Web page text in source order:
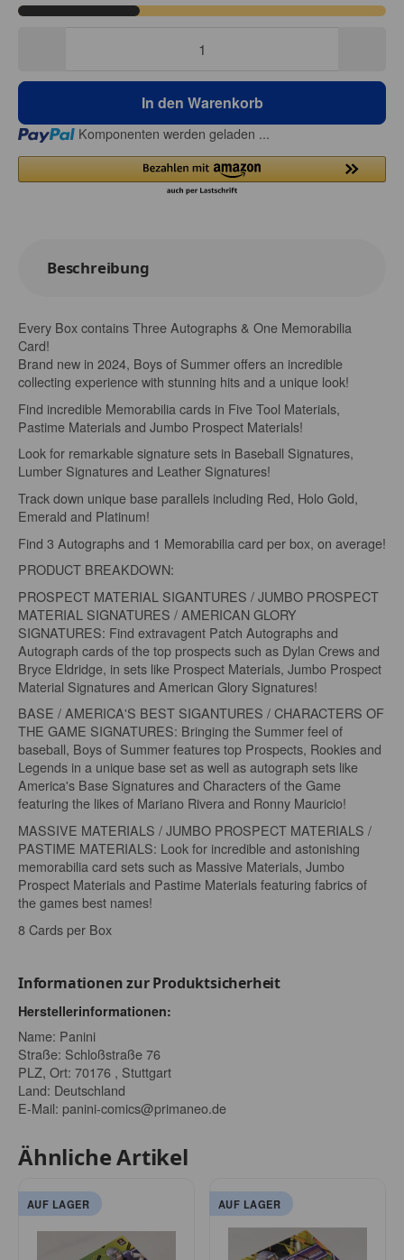
In den Warenkorb
Loading... Komponenten werden geladen ...
Beschreibung
Every Box contains Three Autographs & One Memorabilia
Card!
Brand new in 2024, Boys of Summer offers an incredible
collecting experience with stunning hits and a unique look!
Find incredible Memorabilia cards in Five Tool Materials,
Pastime Materials and Jumbo Prospect Materials!
Look for remarkable signature sets in Baseball Signatures,
Lumber Signatures and Leather Signatures!
Track down unique base parallels including Red, Holo Gold,
Emerald and Platinum!
Find 3 Autographs and 1 Memorabilia card per box, on average!
PRODUCT BREAKDOWN:
PROSPECT MATERIAL SIGANTURES / JUMBO PROSPECT
MATERIAL SIGNATURES / AMERICAN GLORY
SIGNATURES: Find extravagent Patch Autographs and
Autograph cards of the top prospects such as Dylan Crews and
Bryce Eldridge, in sets like Prospect Materials, Jumbo Prospect
Material Signatures and American Glory Signatures!
BASE / AMERICA'S BEST SIGANTURES / CHARACTERS OF
THE GAME SIGNATURES: Bringing the Summer feel of
baseball, Boys of Summer features top Prospects, Rookies and
Legends in a unique base set as well as autograph sets like
America's Base Signatures and Characters of the Game
featuring the likes of Mariano Rivera and Ronny Mauricio!
MASSIVE MATERIALS / JUMBO PROSPECT MATERIALS /
PASTIME MATERIALS: Look for incredible and astonishing
memorabilia card sets such as Massive Materials, Jumbo
Prospect Materials and Pastime Materials featuring fabrics of
the games best names!
8 Cards per Box
Informationen zur Produktsicherheit
Herstellerinformationen:
Name: Panini
Straße: Schloßstraße 76
PLZ, Ort: 70176 , Stuttgart
Land: Deutschland
E-Mail: panini-comics@primaneo.de
Ähnliche Artikel
AUF LAGER AUF LAGER